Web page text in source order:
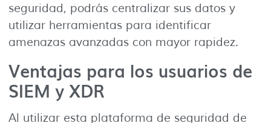
seguridad, podrás centralizar sus datos y
utilizar herramientas para identificar
amenazas avanzadas con mayor rapidez.
Ventajas para los usuarios de
SIEM y XDR
Al utilizar esta plataforma de seguridad de